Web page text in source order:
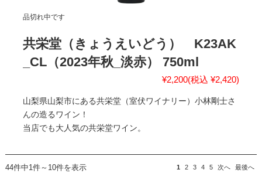
品切れ中です
共栄堂（きょうえいどう） K23AK
_CL（2023年秋_淡赤） 750ml
¥2,200(税込 ¥2,420)
山梨県山梨市にある共栄堂（室伏ワイナリー）小林剛士さ
んの造るワイン！
当店でも大人気の共栄堂ワイン。
44件中1件～10件を表示 1 2 3 4 5 次へ 最後へ